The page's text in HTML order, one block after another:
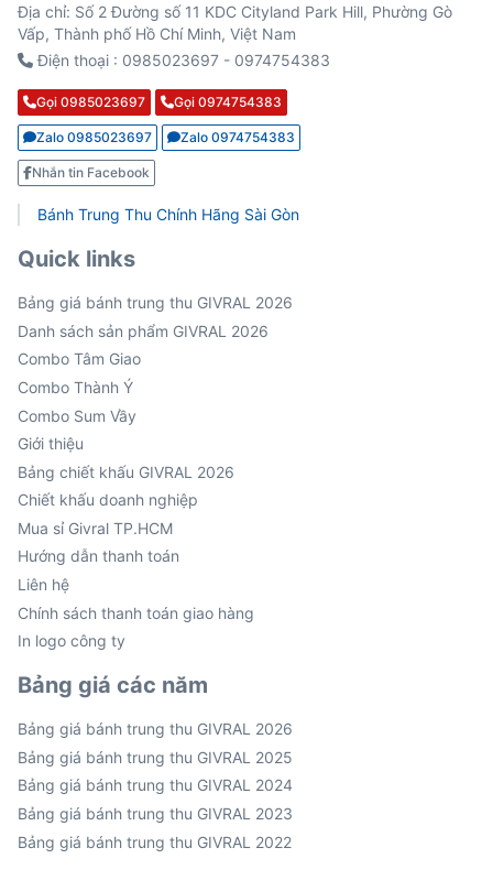
Địa chỉ: Số 2 Đường số 11 KDC Cityland Park Hill, Phường Gò
Vấp, Thành phố Hồ Chí Minh, Việt Nam
Điện thoại : 0985023697 - 0974754383
Gọi 0985023697 Gọi 0974754383
Zalo 0985023697 Zalo 0974754383
Nhắn tin Facebook
Bánh Trung Thu Chính Hãng Sài Gòn
Quick links
Bảng giá bánh trung thu GIVRAL 2026
Danh sách sản phẩm GIVRAL 2026
Combo Tâm Giao
Combo Thành Ý
Combo Sum Vầy
Giới thiệu
Bảng chiết khấu GIVRAL 2026
Chiết khấu doanh nghiệp
Mua sỉ Givral TP.HCM
Hướng dẫn thanh toán
Liên hệ
Chính sách thanh toán giao hàng
In logo công ty
Bảng giá các năm
Bảng giá bánh trung thu GIVRAL 2026
Bảng giá bánh trung thu GIVRAL 2025
Bảng giá bánh trung thu GIVRAL 2024
Bảng giá bánh trung thu GIVRAL 2023
Bảng giá bánh trung thu GIVRAL 2022